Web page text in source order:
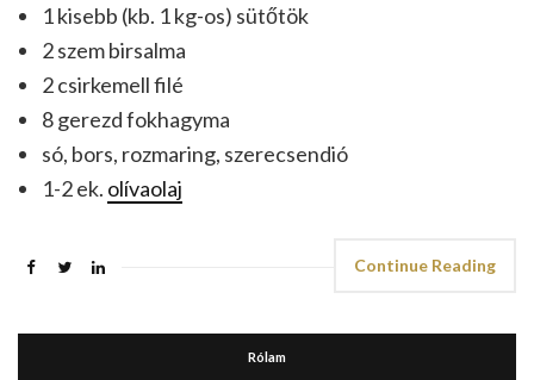
1 kisebb (kb. 1 kg-os) sütőtök
2 szem birsalma
2 csirkemell filé
8 gerezd fokhagyma
só, bors, rozmaring, szerecsendió
1-2 ek. olívaolaj
Continue Reading
Rólam